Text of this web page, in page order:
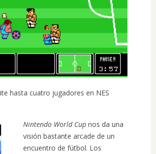
hasta cuatro jugadores en NES
Nintendo World Cup nos da una
visión bastante arcade de un
encuentro de fútbol. Los